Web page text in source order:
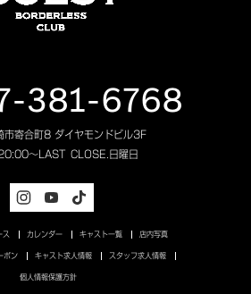
381-6768
市寄合町8 ダイヤモンドビル3F
～LAST CLOSE. 日曜日
ス カレンダー キャスト一覧 店内写真
ポン キャスト求人情報 スタッフ求人情報
個人情報保護方針